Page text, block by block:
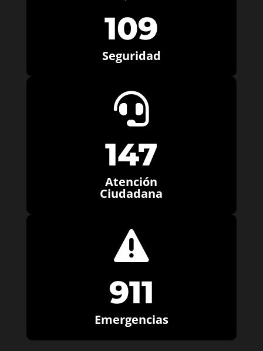
109
Seguridad

147
Atención
Ciudadana

911
Emergencias